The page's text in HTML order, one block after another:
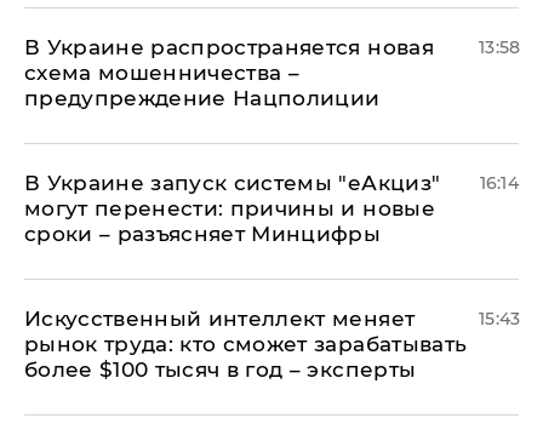
В Украине распространяется новая
схема мошенничества –
предупреждение Нацполиции
13:58
В Украине запуск системы "еАкциз"
могут перенести: причины и новые
сроки – разъясняет Минцифры
16:14
Искусственный интеллект меняет
рынок труда: кто сможет зарабатывать
более $100 тысяч в год – эксперты
15:43